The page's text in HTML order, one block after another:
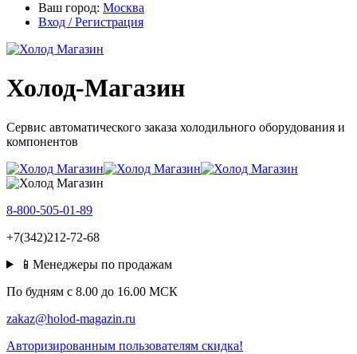
Ваш город: Москва
Вход / Регистрация
Холод-Магазин
Сервис автоматического заказа холодильного оборудования и
компонентов
8-800-505-01-89
+7(342)212-72-68
📱Менеджеры по продажам
По будням c 8.00 до 16.00 МСК
zakaz@holod-magazin.ru
Авторизированным пользователям скидка!